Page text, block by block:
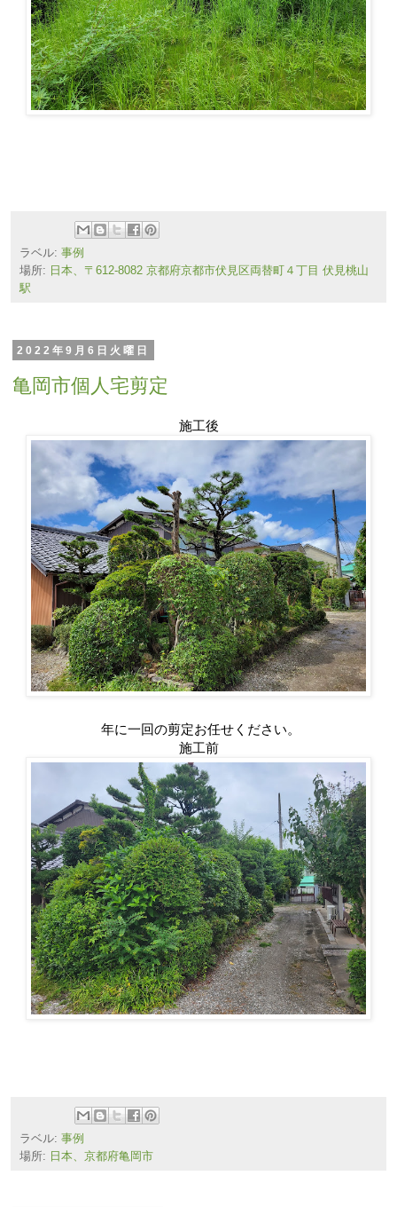
ラベル: 事例
場所: 日本、〒612-8082 京都府京都市伏見区両替町４丁目 伏見桃山
駅
2022年9月6日火曜日
亀岡市個人宅剪定
施工後
年に一回の剪定お任せください。
施工前
ラベル: 事例
場所: 日本、京都府亀岡市